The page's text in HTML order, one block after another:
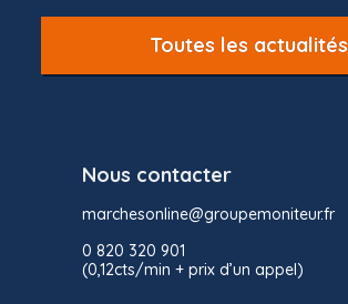
Toutes les actualités
Nous contacter
marchesonline@groupemoniteur.fr
0 820 320 901
(0,12cts/min + prix d’un appel)